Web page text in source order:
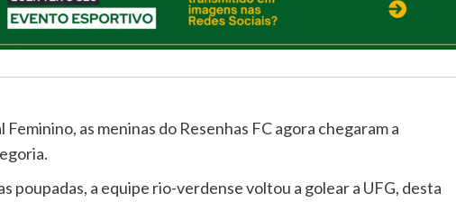
as meninas do Resenhas FC agora chegaram a
poupadas, a equipe rio-verdense voltou a golear a UFG, desta